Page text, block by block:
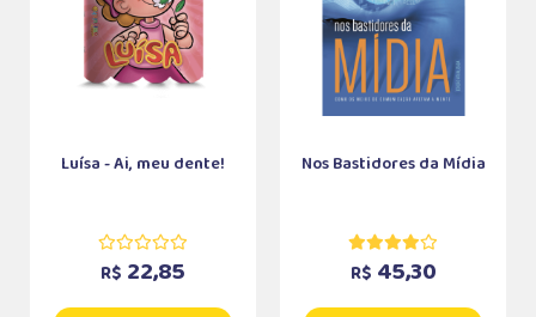
Luísa - Ai, meu dente!
R$ 22,85
Nos Bastidores da Mídia
R$ 45,30